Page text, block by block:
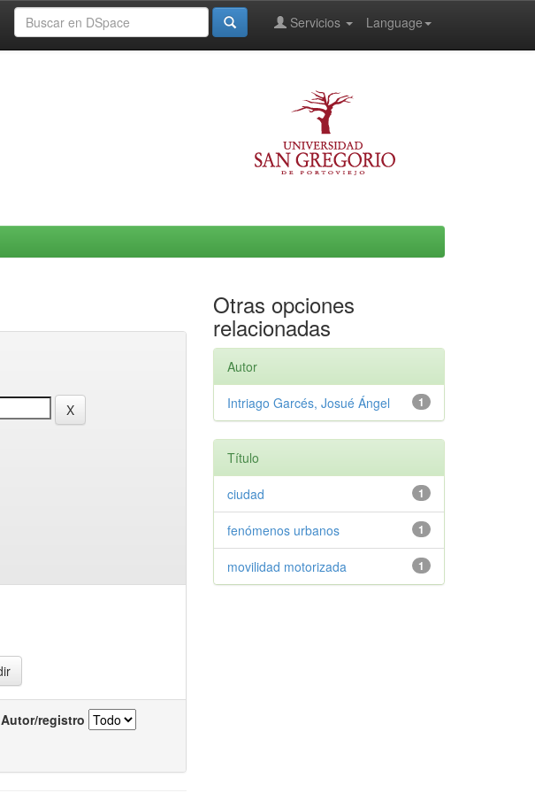
Language
Servicios
Autor/registro
Otras opciones
relacionadas
Autor
1
Intriago Garcés, Josué Ángel
Título
1
ciudad
1
fenómenos urbanos
1
movilidad motorizada